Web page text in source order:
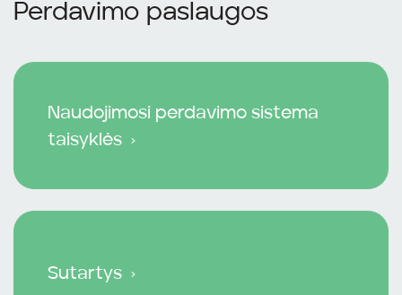
Perdavimo paslaugos
Naudojimosi perdavimo sistema
taisyklės
Sutartys